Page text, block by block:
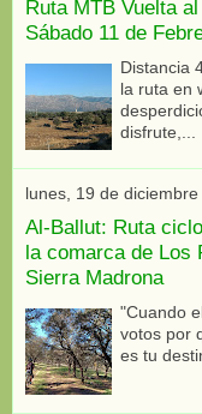
Ruta MTB Vuelta
Sábado 11 de
Distancia
la ruta en
disfrute,...
lunes, 19 de
Al-Ballut: Ruta
la comarca de Los
Sierra Madrona
"Cuando
votos por
es tu